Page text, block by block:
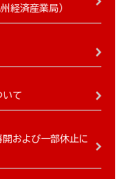
経済産業局）
いて
および一部休止に